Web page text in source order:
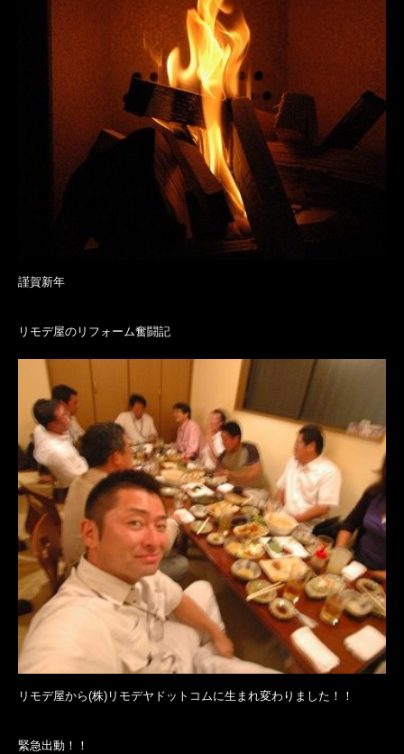
謹賀新年
リモデ屋のリフォーム奮闘記
リモデ屋から(株)リモデヤドットコムに生まれ変わりました！！
緊急出動！！